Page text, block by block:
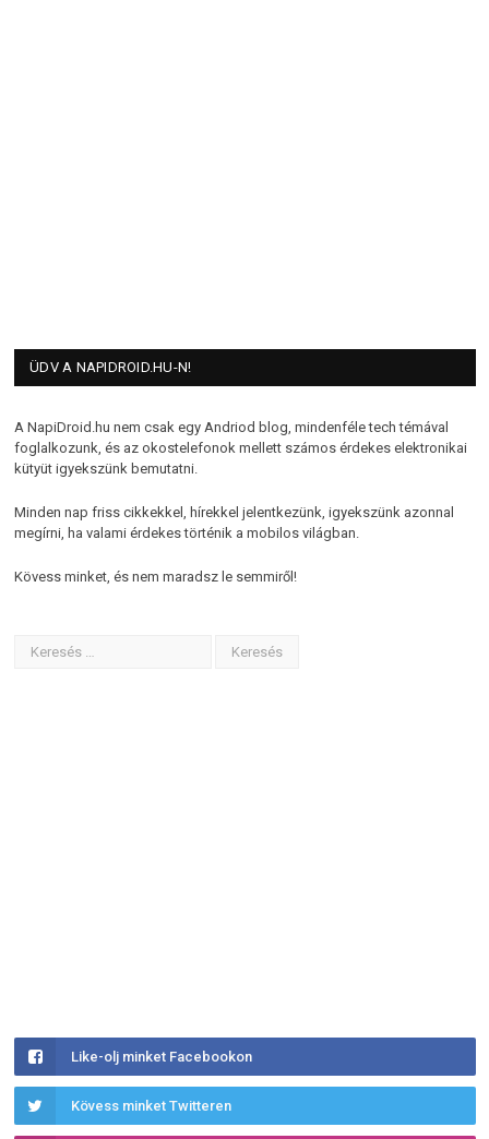
ÜDV A NAPIDROID.HU-N!
A NapiDroid.hu nem csak egy Andriod blog, mindenféle tech témával
foglalkozunk, és az okostelefonok mellett számos érdekes elektronikai
kütyüt igyekszünk bemutatni.
Minden nap friss cikkekkel, hírekkel jelentkezünk, igyekszünk azonnal
megírni, ha valami érdekes történik a mobilos világban.
Kövess minket, és nem maradsz le semmiről!
Like-olj minket Facebookon
Kövess minket Twitteren